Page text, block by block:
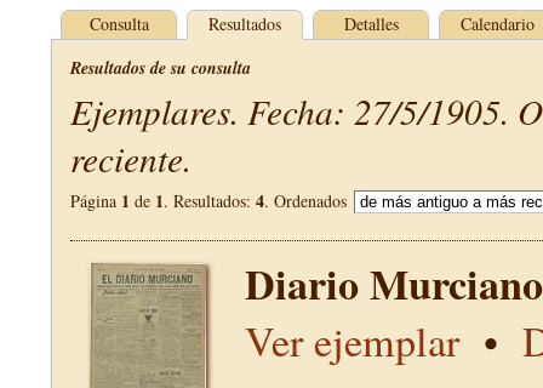
Consulta Resultados Detalles Calendario
Resultados de su consulta
Ejemplares. Fecha: 27/5/1905.
reciente.
Página 1 de 1. Resultados: 4. Ordenados
Diario
Ver ejemplar•